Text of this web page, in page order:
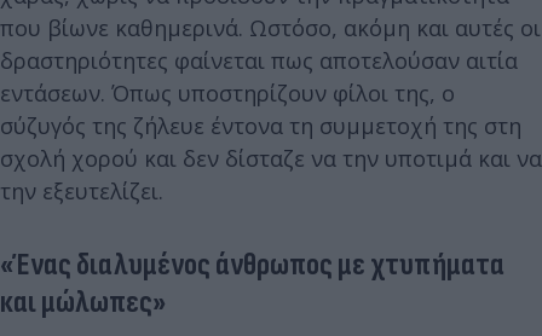
που βίωνε καθημερινά. Ωστόσο, ακόμη και αυτές οι
δραστηριότητες φαίνεται πως αποτελούσαν αιτία
εντάσεων. Όπως υποστηρίζουν φίλοι της, ο
σύζυγός της ζήλευε έντονα τη συμμετοχή της στη
σχολή χορού και δεν δίσταζε να την υποτιμά και να
την εξευτελίζει.
«Ένας διαλυμένος άνθρωπος με χτυπήματα
και μώλωπες»